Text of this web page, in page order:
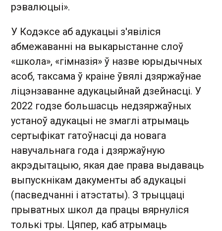
рэвалюцыі».
У Кодэксе аб адукацыі з'явіліся
абмежаванні на выкарыстанне слоў
«школа», «гімназія» ў назве юрыдычных
асоб, таксама ў краіне ўвялі дзяржаўнае
ліцэнзаванне адукацыйнай дзейнасці. У
2022 годзе большасць недзяржаўных
устаноў адукацыі не змаглі атрымаць
сертыфікат гатоўнасці да новага
навучальнага года і дзяржаўную
акрэдытацыю, якая дае права выдаваць
выпускнікам дакументы аб адукацыі
(пасведчанні і атэстаты). З трыццаці
прыватных школ да працы вярнуліся
толькі тры. Цяпер, каб атрымаць